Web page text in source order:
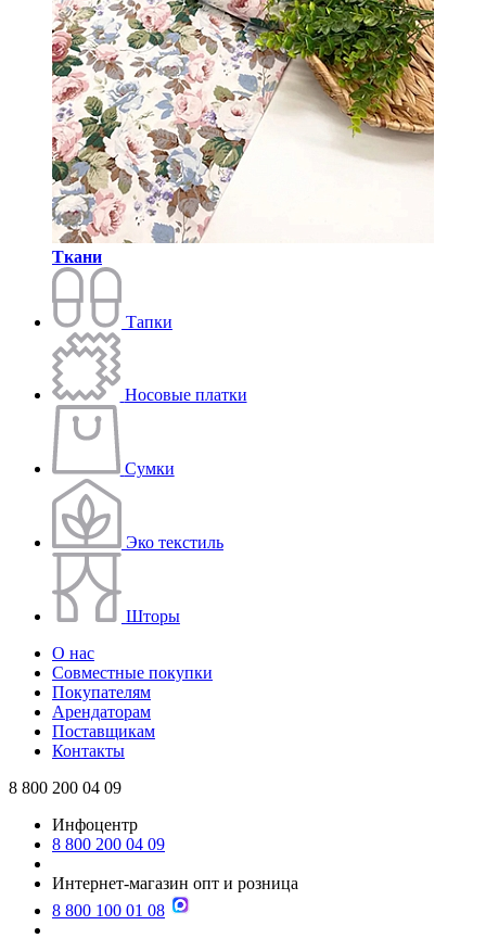
Ткани
Тапки
Носовые платки
Сумки
Эко текстиль
Шторы
О нас
Совместные покупки
Покупателям
Арендаторам
Поставщикам
Контакты
8 800 200 04 09
Инфоцентр
8 800 200 04 09
Интернет-магазин опт и розница
8 800 100 01 08